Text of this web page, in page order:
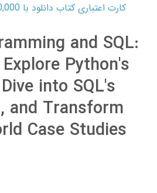
and SQL:
Python's
into SQL's
and Transform
Case Studies